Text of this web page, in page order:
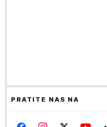
PRATITE NAS NA